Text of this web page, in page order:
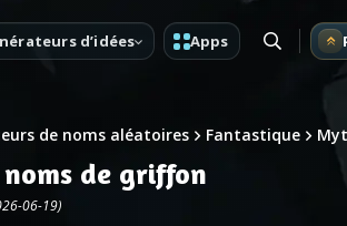
d’idées Apps
de noms aléatoires Fantastique
de griffon
06-19)